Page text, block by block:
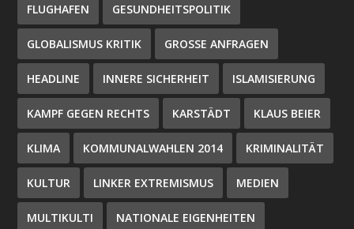
FLUGHAFEN GESUNDHEITSPOLITIK
GLOBALISMUS KRITIK GROSSE ANFRAGEN
HEADLINE INNERE SICHERHEIT ISLAMISIERUNG
KAMPF GEGEN RECHTS KARSTÄDT KLAUS BEIER
KLIMA KOMMUNALWAHLEN 2014 KRIMINALITÄT
KULTUR LINKER EXTREMISMUS MEDIEN
MULTIKULTI NATIONALE EIGENHEITEN